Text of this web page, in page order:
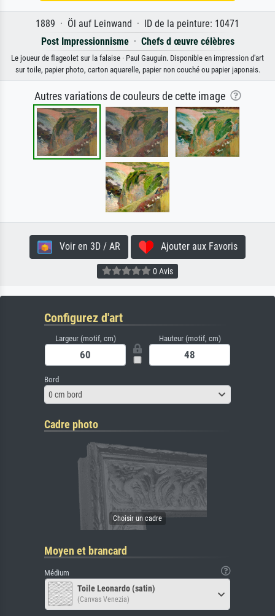
1889 · Öl auf Leinwand · ID de la peinture: 10471
Post Impressionnisme· Chefs d œuvre célèbres
Le joueur de flageolet sur la falaise · Paul Gauguin. Disponible en impression d'art
sur toile, papier photo, carton aquarelle, papier non couché ou papier japonais.
Autres variations de couleurs de cette image
Voir en 3D / AR Ajouter aux Favoris
0 Avis
Configurez d'art
Largeur (motif, cm) Hauteur (motif, cm)
Bord
0 cm bord
Cadre photo
Moyen et brancard
Médium
Toile Leonardo (satin)
(Canvas Venezia)